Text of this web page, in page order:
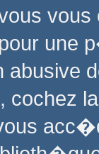
une